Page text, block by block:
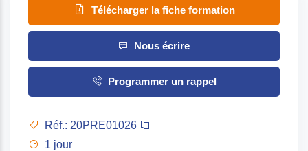
Télécharger la fiche formation
Nous écrire
Programmer un rappel
Réf.: 20PRE01026
1 jour